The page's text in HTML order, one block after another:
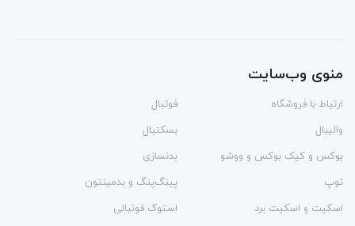
منوی وب‌سایت
ارتباط با فروشگاه
فوتبال
والیبال
بسکتبال
بوکس و کیک بوکس و ووشو
بدنسازی
توپ
پینگ‌پنگ و بدمينتون
اسکیت و اسکیت برد
استوک فوتبالی